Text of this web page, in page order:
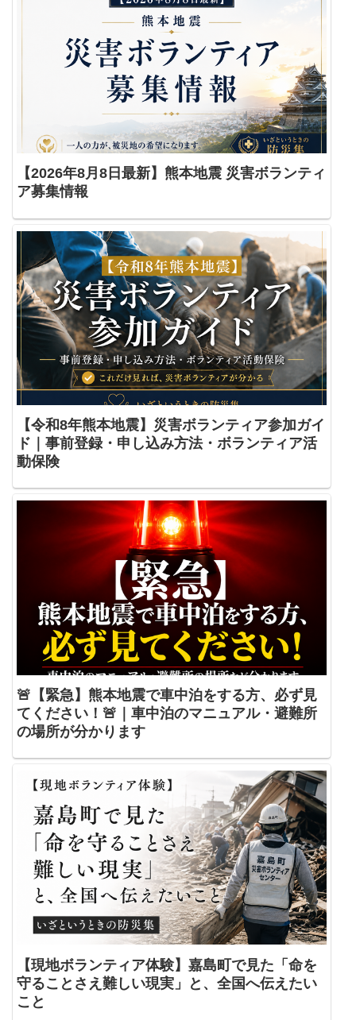
【2026年8月8日最新】熊本地震 災害ボランティ
ア募集情報
【令和8年熊本地震】災害ボランティア参加ガイ
ド｜事前登録・申し込み方法・ボランティア活
動保険
🚨【緊急】熊本地震で車中泊をする方、必ず見
てください！🚨｜車中泊のマニュアル・避難所
の場所が分かります
【現地ボランティア体験】嘉島町で見た「命を
守ることさえ難しい現実」と、全国へ伝えたい
こと